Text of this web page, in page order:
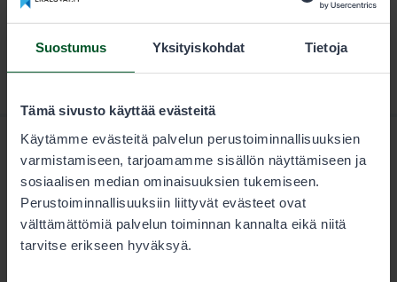
Suostumus Yksityiskohdat Tietoja
Tämä sivusto käyttää evästeitä
Käytämme evästeitä palvelun perustoiminnallisuuksien
varmistamiseen, tarjoamamme sisällön näyttämiseen ja
sosiaalisen median ominaisuuksien tukemiseen.
Perustoiminnallisuuksiin liittyvät evästeet ovat
välttämättömiä palvelun toiminnan kannalta eikä niitä
tarvitse erikseen hyväksyä.
Metsähallitus